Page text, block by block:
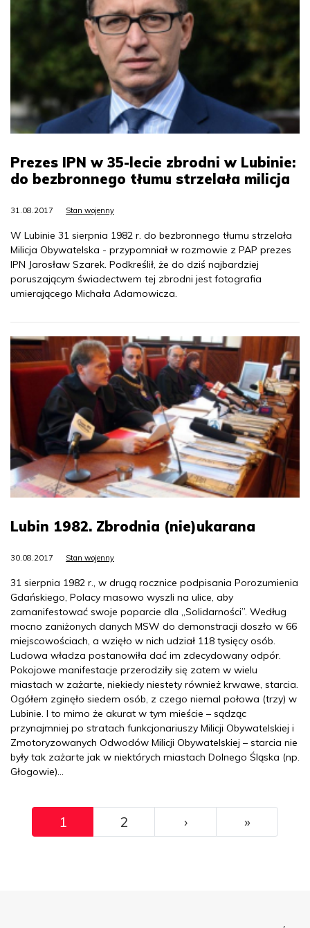
Prezes IPN w 35-lecie zbrodni w Lubinie:
do bezbronnego tłumu strzelała milicja
31.08.2017 Stan wojenny
W Lubinie 31 sierpnia 1982 r. do bezbronnego tłumu strzelała
Milicja Obywatelska - przypomniał w rozmowie z PAP prezes
IPN Jarosław Szarek. Podkreślił, że do dziś najbardziej
poruszającym świadectwem tej zbrodni jest fotografia
umierającego Michała Adamowicza.
Lubin 1982. Zbrodnia (nie)ukarana
30.08.2017 Stan wojenny
31 sierpnia 1982 r., w drugą rocznice podpisania Porozumienia
Gdańskiego, Polacy masowo wyszli na ulice, aby
zamanifestować swoje poparcie dla „Solidarności”. Według
mocno zaniżonych danych MSW do demonstracji doszło w 66
miejscowościach, a wzięło w nich udział 118 tysięcy osób.
Ludowa władza postanowiła dać im zdecydowany odpór.
Pokojowe manifestacje przerodziły się zatem w wielu
miastach w zażarte, niekiedy niestety również krwawe, starcia.
Ogółem zginęło siedem osób, z czego niemal połowa (trzy) w
Lubinie. I to mimo że akurat w tym mieście – sądząc
przynajmniej po stratach funkcjonariuszy Milicji Obywatelskiej i
Zmotoryzowanych Odwodów Milicji Obywatelskiej – starcia nie
były tak zażarte jak w niektórych miastach Dolnego Śląska (np.
Głogowie)…
Pagination
1 2 ››› »Ostatni